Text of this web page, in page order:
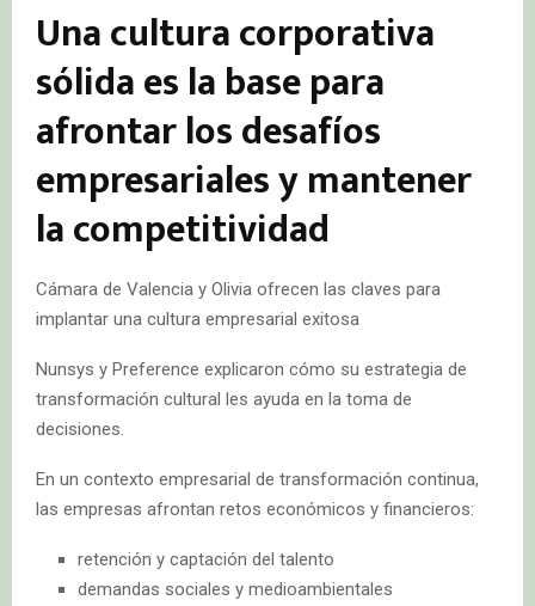
Una cultura corporativa
sólida es la base para
afrontar los desafíos
empresariales y mantener
la competitividad
Cámara de Valencia y Olivia ofrecen las claves para
implantar una cultura empresarial exitosa
Nunsys y Preference explicaron cómo su estrategia de
transformación cultural les ayuda en la toma de
decisiones.
En un contexto empresarial de transformación continua,
las empresas afrontan retos económicos y financieros:
retención y captación del talento
demandas sociales y medioambientales